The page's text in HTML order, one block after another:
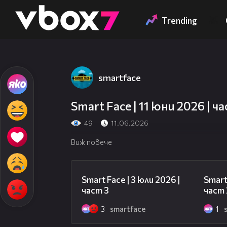
👾 Trending
smartface
Smart Face | 11 юни 2026 |
49 11.06.2026
Виж повече
Smart Face | 3 юли 2026 |
част 3
3 smartface
част
1